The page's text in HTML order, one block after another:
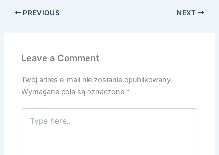
PREVIOUS NEXT
Leave a Comment
Twój adres e-mail nie zostanie opublikowany.
Wymagane pola są oznaczone *
here..